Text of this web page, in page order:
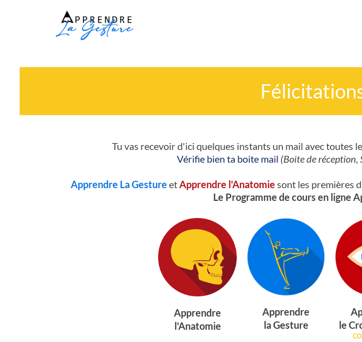
Tu vas recevoir d'ici quelques instants un mail avec toutes
Vérifie bien ta boite mail (Boite de réception,
Apprendre La Gesture etApprendre l'Anatomie sont les premières
Le Programme de cours en ligne
Apprendre
l'Anatomie
Apprendre
la Gesture
le